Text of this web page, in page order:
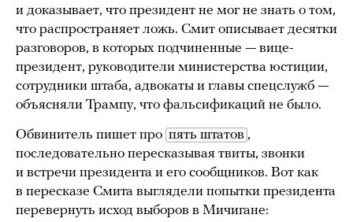
и доказывает, что президент не мог не знать о том,
что распространяет ложь. Смит описывает десятки
разговоров, в которых подчиненные — вице-
президент, руководители министерства юстиции,
сотрудники штаба, адвокаты и главы спецслужб —
объясняли Трампу, что фальсификаций не было.
Обвинитель пишет про пять штатов ,
последовательно пересказывая твиты, звонки
и встречи президента и его сообщников. Вот как
в пересказе Смита выглядели попытки президента
перевернуть исход выборов в Мичигане: